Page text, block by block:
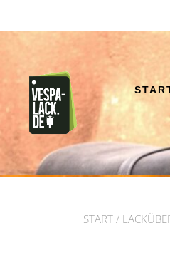
START /